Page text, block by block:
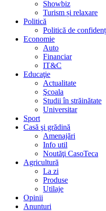
Showbiz
Turism și relaxare
Politică
Politică de
Economie
Auto
Financiar
IT&C
Educaţie
Actualitate
Şcoala
Studii în străinătate
Universitar
Sport
Casă şi grădină
Amenajări
Info util
Noutăţi CasoTeca
Agricultură
La zi
Produse
Utilaje
Opinii
Anunturi